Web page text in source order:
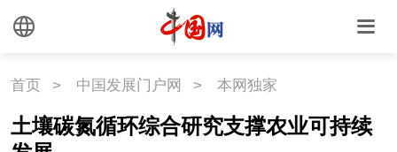
首页 > 中国发展门户网 > 本网独家
土壤碳氮循环综合研究支撑农业可持续